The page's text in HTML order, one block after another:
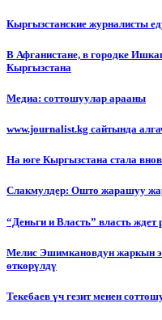
Кыргызстанские журналисты
В Афганистане, в городке
Кыргызстана
Медиа: соттошуулар арааны
www.journalist.kg сайтында
На юге Кыргызстана стала
Слакмулдер: Ошто жарашуу
“Деньги и Власть” власть
Мелис Эшимкановдун жаркын
өткөрүлдү
Текебаев үч гезит менен